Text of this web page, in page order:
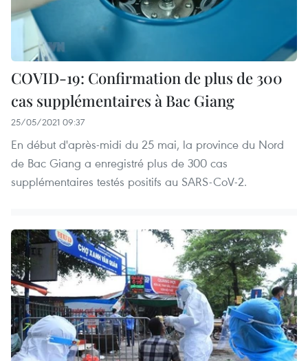
COVID-19: Confirmation de plus de 300
cas supplémentaires à Bac Giang
25/05/2021 09:37
En début d'après-midi du 25 mai, la province du Nord
de Bac Giang a enregistré plus de 300 cas
supplémentaires testés positifs au SARS-CoV-2.